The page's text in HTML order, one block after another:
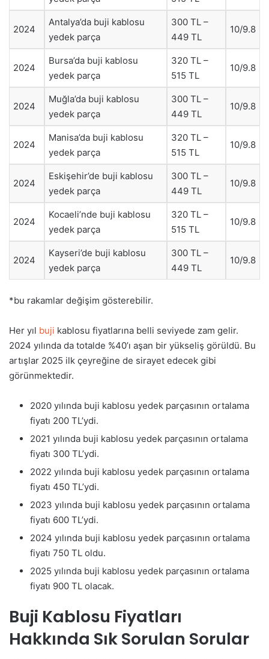
2024
Antalya’da buji kablosu
yedek parça
300 TL –
449 TL
10/9.8
2024
Bursa’da buji kablosu
yedek parça
320 TL –
515 TL
10/9.8
2024
Muğla’da buji kablosu
yedek parça
300 TL –
449 TL
10/9.8
2024
Manisa’da buji kablosu
yedek parça
320 TL –
515 TL
10/9.8
2024
Eskişehir’de buji kablosu
yedek parça
300 TL –
449 TL
10/9.8
2024
Kocaeli’nde buji kablosu
yedek parça
320 TL –
515 TL
10/9.8
2024
Kayseri’de buji kablosu
yedek parça
300 TL –
449 TL
10/9.8
*bu rakamlar değişim gösterebilir.
Her yıl buji kablosu fiyatlarına belli seviyede zam gelir.
2024 yılında da totalde %40’ı aşan bir yükseliş görüldü. Bu
artışlar 2025 ilk çeyreğine de sirayet edecek gibi
görünmektedir.
2020 yılında buji kablosu yedek parçasının ortalama
fiyatı 200 TL’ydi.
2021 yılında buji kablosu yedek parçasının ortalama
fiyatı 300 TL’ydi.
2022 yılında buji kablosu yedek parçasının ortalama
fiyatı 450 TL’ydi.
2023 yılında buji kablosu yedek parçasının ortalama
fiyatı 600 TL’ydi.
2024 yılında buji kablosu yedek parçasının ortalama
fiyatı 750 TL oldu.
2025 yılında buji kablosu yedek parçasının ortalama
fiyatı 900 TL olacak.
Buji Kablosu Fiyatları
Hakkında Sık Sorulan Sorular